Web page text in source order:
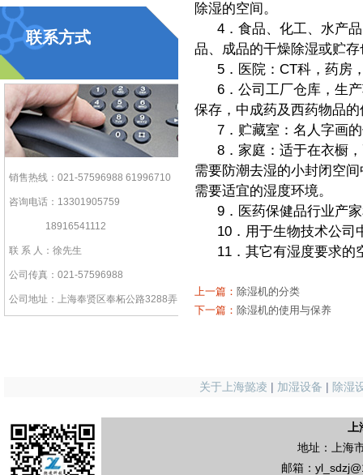
联系方式
销售热线：021-57596988 61996710
咨询电话：13301905759
18916541112
联 系 人：徐先生
公司传真：021-57596988
公司地址：上海奉贤区奉柘公路3288弄
除湿的空间。
4．食品、化工、水产
品、成品的干燥除湿或贮
5．医院：CT科，药房
6．公司工厂仓库，生
保存，中成药及西药物品
7．贮藏室：名人字画
8．家庭：适于在衣橱
需要防潮去湿的小封闭空
需要适宜的湿度环境。
9．医药保健品行业产
10．用于生物技术公
11．其它有湿度要求的
上一篇： 除湿机的分类
下一篇： 除湿机的使用与保养
关于上海懿凌 | 加湿设备 | 除湿
地址：上海
邮箱：